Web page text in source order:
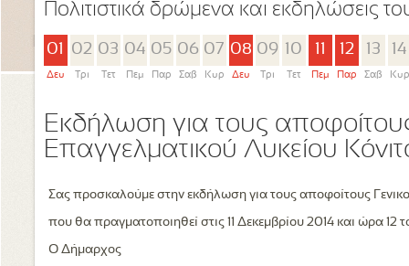
Πολιτιστικά δρώμενα και εκδηλώσεις
01
Δευ
02
Τρι
03
Τετ
04
Πεμ
05
Παρ
06
Σαβ
07
Κυρ
08
Δευ
09
Τρι
10
Τετ Πεμ
12
Παρ
13
Σαβ
14
Κυρ
Εκδήλωση για τους
Επαγγελματικού Λυκείου
Σας προσκαλούμε στην εκδήλωση για τους αποφοίτους
που θα πραγματοποιηθεί στις 11 Δεκεμβρίου 2014 και ώρα 12
Ο Δήμαρχος